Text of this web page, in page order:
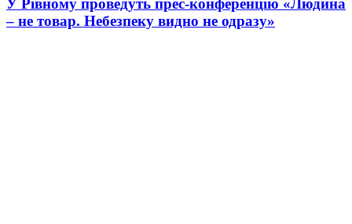
У Рівному проведуть прес-конференцію «Людина
– не товар. Небезпеку видно не одразу»